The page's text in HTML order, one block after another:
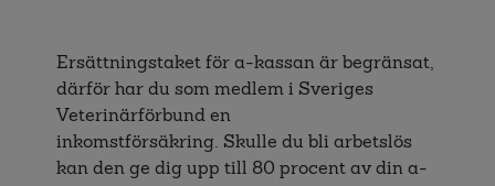
Ersättningstaket för a-kassan är begränsat,
därför har du som medlem i Sveriges
Veterinärförbund en
inkomstförsäkring. Skulle du bli arbetslös
kan den ge dig upp till 80 procent av din a-